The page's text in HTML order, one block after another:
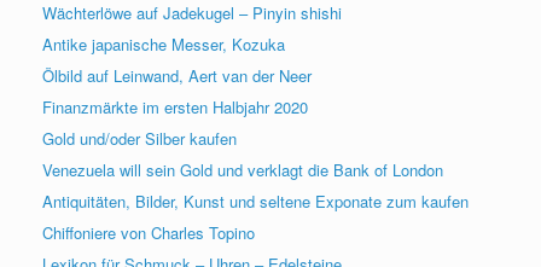
Wächterlöwe auf Jadekugel – Pinyin shishi
Antike japanische Messer, Kozuka
Ölbild auf Leinwand, Aert van der Neer
Finanzmärkte im ersten Halbjahr 2020
Gold und/oder Silber kaufen
Venezuela will sein Gold und verklagt die Bank of London
Antiquitäten, Bilder, Kunst und seltene Exponate zum kaufen
Chiffoniere von Charles Topino